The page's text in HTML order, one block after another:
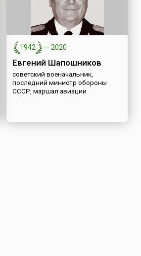
1942 — 2020
Евгений Шапошников
советский военачальник,
последний министр обороны
СССР, маршал авиации